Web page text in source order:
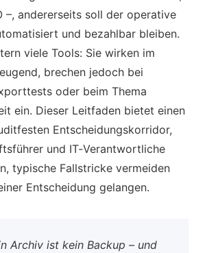
–, andererseits soll der operative
und bezahlbar bleiben.
viele Tools: Sie wirken im
brechen jedoch bei
oder beim Thema
ein. Dieser Leitfaden bietet einen
Entscheidungskorridor,
und IT‑Verantwortliche
typische Fallstricke vermeiden
Entscheidung gelangen.
Archiv ist kein Backup – und